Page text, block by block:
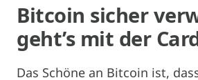
Bitcoin sicher
geht’s mit der
Das Schöne an Bitcoin ist,